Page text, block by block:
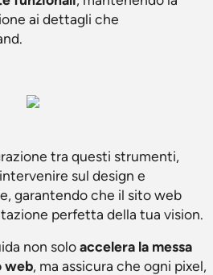
ai dettagli che
tra questi strumenti,
sul design e
garantendo che il sito web
perfetta della tua vision.
non soloaccelera la messa
web, ma assicura che ogni pixel,